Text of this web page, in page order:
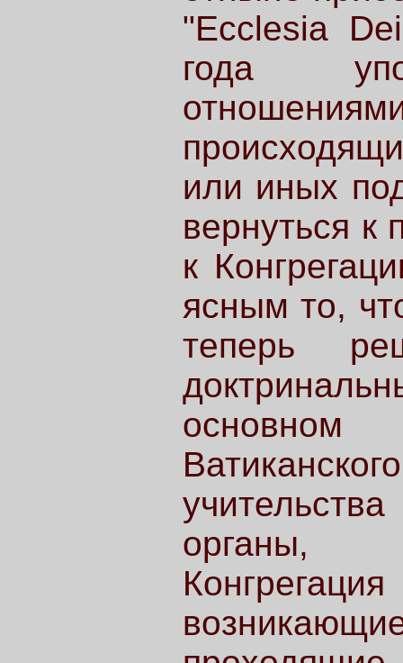
"Ecclesia
года
или иных
вернуться
к
ясным то,
теперь
органы,